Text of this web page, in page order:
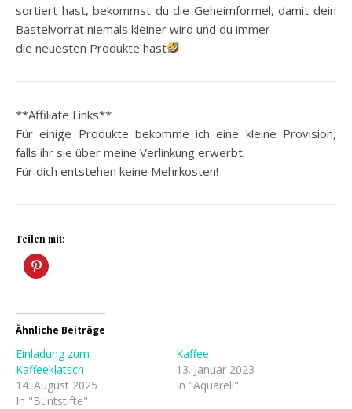
sortiert hast, bekommst du die Geheimformel, damit dein
Bastelvorrat niemals kleiner wird und du immer
die neuesten Produkte hast
**Affiliate Links**
Für einige Produkte bekomme ich eine kleine Provision,
falls ihr sie über meine Verlinkung erwerbt.
Für dich entstehen keine Mehrkosten!
Teilen mit:
Ähnliche Beiträge
Einladung zum
Kaffeeklatsch
14. August 2025
In "Buntstifte"
Kaffee
13. Januar 2023
In "Aquarell"